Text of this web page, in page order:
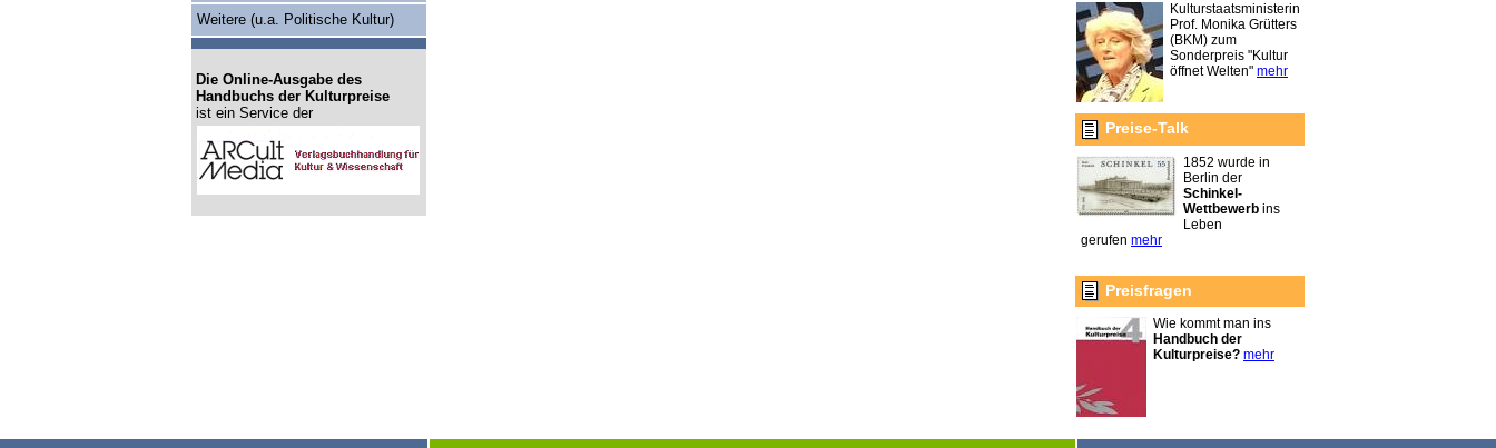
Weitere (u.a. Politische Kultur)
Die Online-Ausgabe des
Handbuchs der Kulturpreise
ist ein Service der
Kulturstaatsministerin
Prof. Monika Grütters
(BKM) zum
Sonderpreis "Kultur
öffnet Welten" mehr
Preise-Talk
1852 wurde in
Berlin der
Schinkel-
Wettbewerb ins
Leben
gerufen mehr
Preisfragen
Wie kommt man ins
Handbuch der
Kulturpreise? mehr